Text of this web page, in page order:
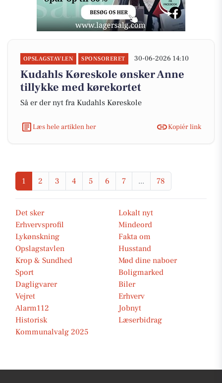
OPSLAGSTAVLEN SPONSORERET 30-06-2026 14:10
Kudahls Køreskole ønsker Anne
tillykke med kørekortet
Så er der nyt fra Kudahls Køreskole
Læs hele artiklen her Kopiér link
1 2 3 4 5 6 7 ... 78
Det sker
Lokalt nyt
Erhvervsprofil
Mindeord
Lykønskning
Fakta om
Opslagstavlen
Husstand
Krop & Sundhed
Mød dine naboer
Sport
Boligmarked
Dagligvarer
Biler
Vejret
Erhverv
Alarm112
Jobnyt
Historisk
Læserbidrag
Kommunalvalg 2025